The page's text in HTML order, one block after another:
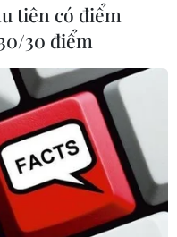
tiên có điểm
30 điểm